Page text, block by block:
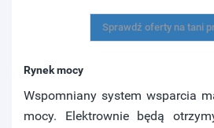
Sprawdź oferty na tani
Rynek mocy
Wspomniany system wsparcia
mocy. Elektrownie będą